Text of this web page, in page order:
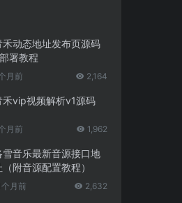
禾动态地址发布页源码
署教程
月前 2,164
禾vip视频解析v1源码
月前 1,962
雪音乐最新音源接口地
（附音源配置教程）
个月前 2,632